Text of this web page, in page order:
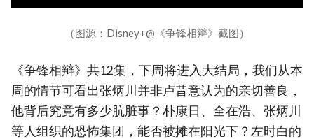
（图源：Disney+@《争锋相辩》截图）
《争锋相辩》共12集，下周将进入大结局，我们从本
周的情节可看出张炳川并非卢昔意认为的亲切善良，
他背后究竟有多少肮脏事？朴康日、全在浩、张炳川
等人组织的恐怖集团，能否被摊在阳光下？左时白的